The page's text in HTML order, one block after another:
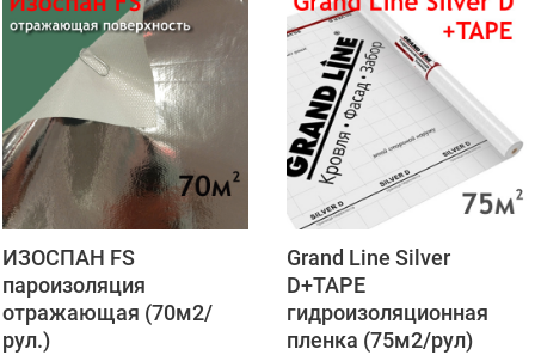
ИЗОСПАН FS
пароизоляция
отражающая (70м2/
рул.)
Grand Line Silver
D+TAPE
гидроизоляционная
пленка (75м2/рул)